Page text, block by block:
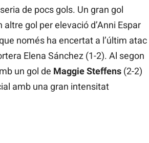
de pocs gols. Un gran gol
gol per elevació d’Anni Espar
només ha encertat a l’últim atac
Elena Sánchez (1-2). Al segon
un gol de Maggie Steffens (2-2)
amb una gran intensitat